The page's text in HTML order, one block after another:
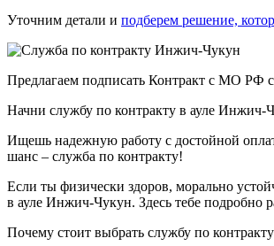
Уточним детали и подберем решение,
Предлагаем подписать Контракт с МО РФ
Начни службу по контракту в ауле
Ищешь надежную работу с достойной
шанс – служба по контракту!
Если ты физически здоров, морально
в ауле Инжич-Чукун. Здесь тебе подробно
Почему стоит выбрать службу по